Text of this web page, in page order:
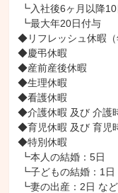
◆リフレッシュ休暇（
◆慶弔休暇
◆産前産後休暇
◆生理休暇
◆看護休暇
◆介護休暇 及び 介護
◆育児休暇 及び 育児
◆特別休暇
┗妻の出産：2日 など